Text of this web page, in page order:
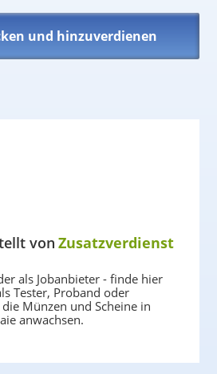
und hinzuverdienen
von Zusatzverdienst
als Jobanbieter - finde hier
Tester, Proband oder
Münzen und Scheine in
anwachsen.